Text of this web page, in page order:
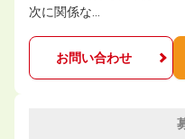
次に関係な…
お問い合わせ